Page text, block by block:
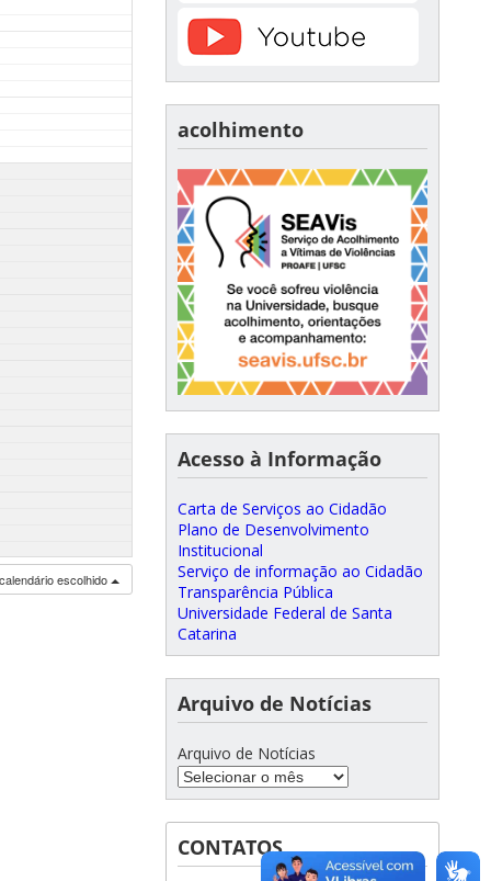
escolhido
acolhimento
Acesso à Informação
Carta de Serviços ao Cidadão
Plano de Desenvolvimento
Institucional
Serviço de informação ao Cidadão
Transparência Pública
Universidade Federal de Santa
Catarina
Arquivo de Notícias
Arquivo de Notícias
CONTATOS